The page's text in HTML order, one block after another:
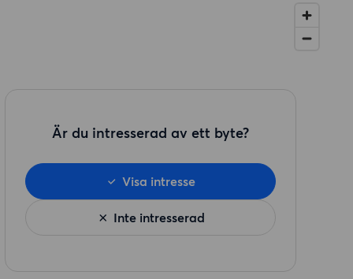
Är du intresserad av ett byte?
Inte intresserad
Visa intresse